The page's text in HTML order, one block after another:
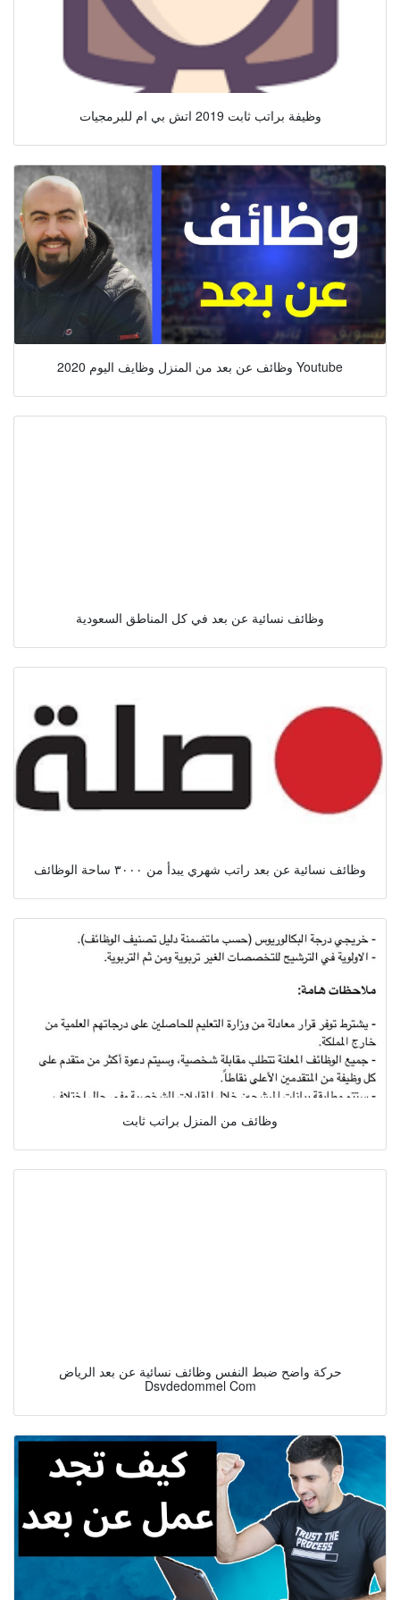
وظيفة براتب ثابت 2019 اتش بي ام للبرمجيات
وظائف عن بعد من المنزل وظايف اليوم 2020 Youtube
وظائف نسائية عن بعد في كل المناطق السعودية
وظائف نسائية عن بعد راتب شهري يبدأ من ٣٠٠٠ ساحة الوظائف
وظائف من المنزل براتب ثابت
حركة واضح ضبط النفس وظائف نسائية عن بعد الرياض
Dsvdedommel Com